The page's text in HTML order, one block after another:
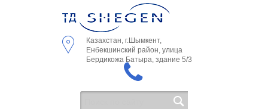
Казахстан, г.Шымкент,
Енбекшинский район, улица
Бердикожа Батыра, здание 5/3